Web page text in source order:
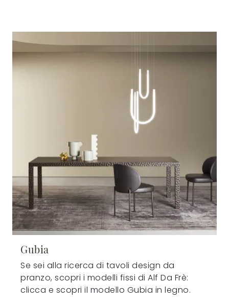
Gubia
Se sei alla ricerca di tavoli design da
pranzo, scopri i modelli fissi di Alf Da Frè:
clicca e scopri il modello Gubia in legno.